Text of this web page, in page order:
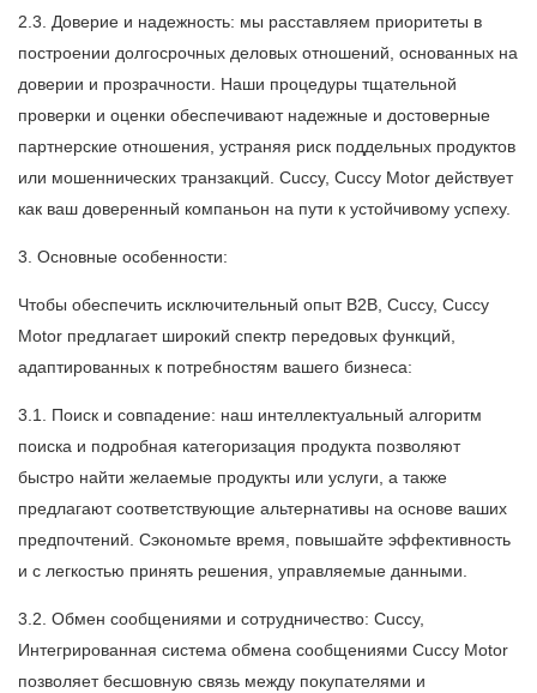
2.3. Доверие и надежность: мы расставляем приоритеты в
построении долгосрочных деловых отношений, основанных на
доверии и прозрачности. Наши процедуры тщательной
проверки и оценки обеспечивают надежные и достоверные
партнерские отношения, устраняя риск поддельных продуктов
или мошеннических транзакций. Cuccy, Cuccy Motor действует
как ваш доверенный компаньон на пути к устойчивому успеху.
3. Основные особенности:
Чтобы обеспечить исключительный опыт B2B, Cuccy, Cuccy
Motor предлагает широкий спектр передовых функций,
адаптированных к потребностям вашего бизнеса:
3.1. Поиск и совпадение: наш интеллектуальный алгоритм
поиска и подробная категоризация продукта позволяют
быстро найти желаемые продукты или услуги, а также
предлагают соответствующие альтернативы на основе ваших
предпочтений. Сэкономьте время, повышайте эффективность
и с легкостью принять решения, управляемые данными.
3.2. Обмен сообщениями и сотрудничество: Cuccy,
Интегрированная система обмена сообщениями Cuccy Motor
позволяет бесшовную связь между покупателями и